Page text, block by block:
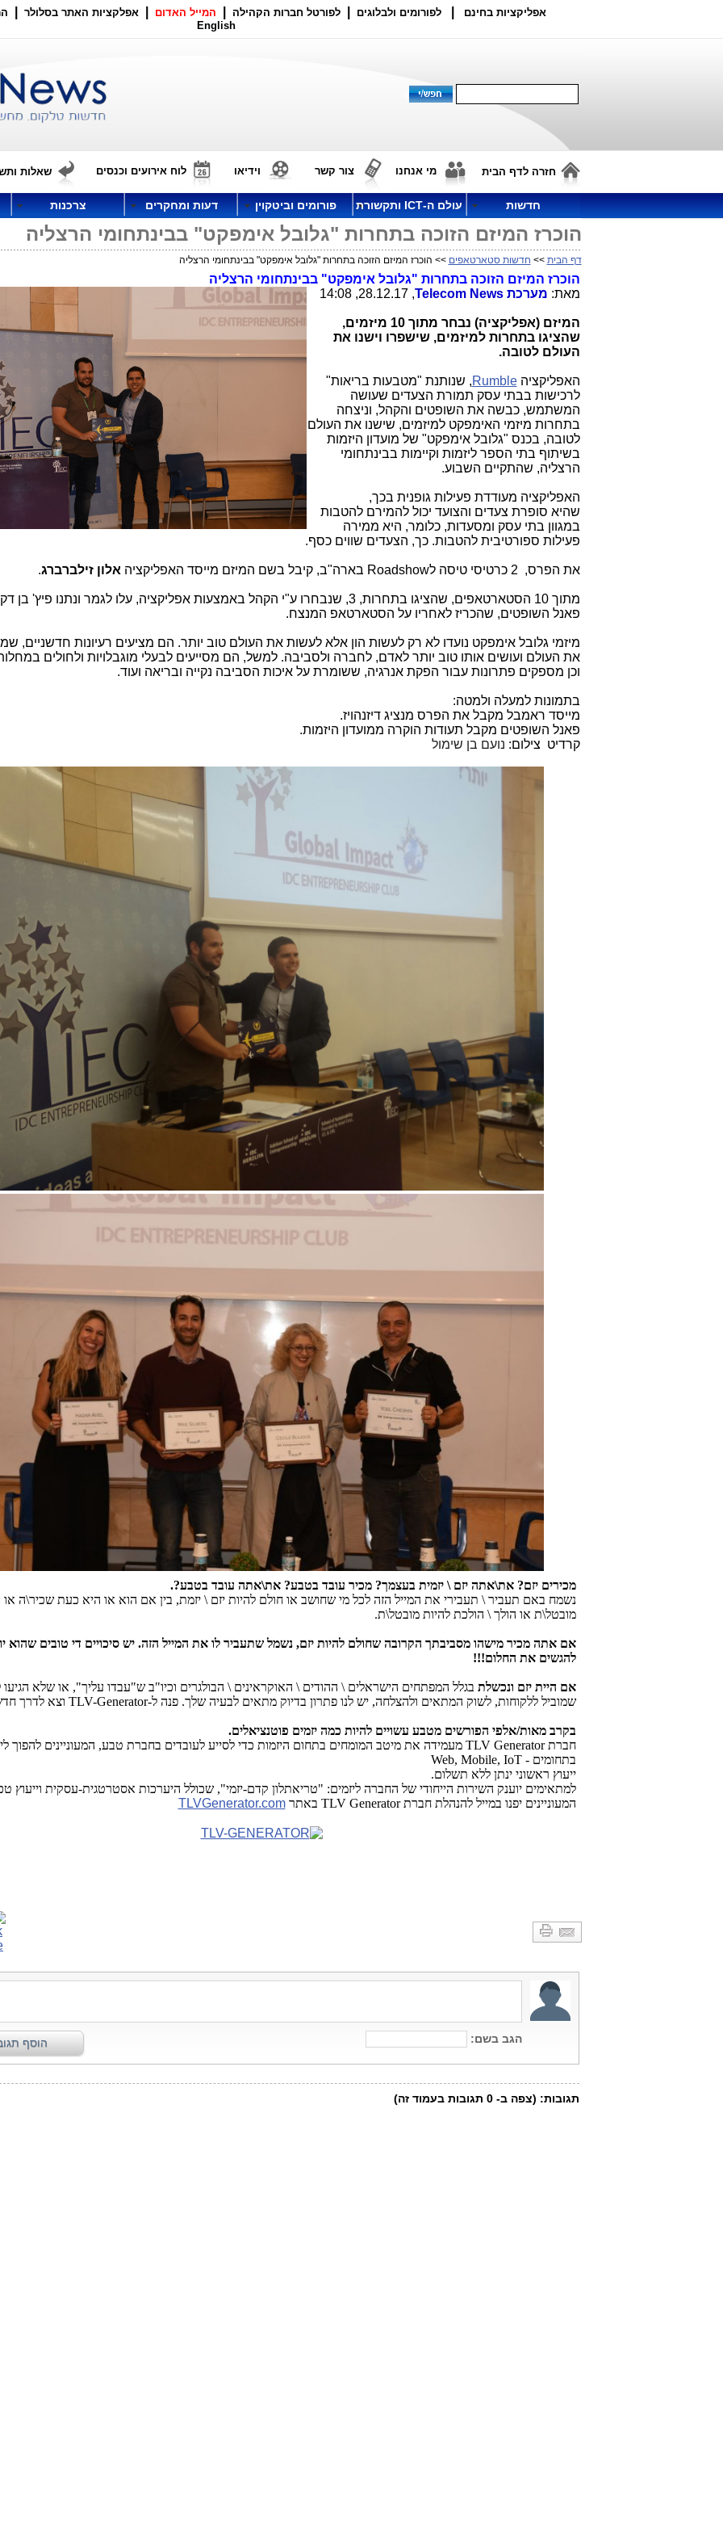
אפליקציות בחינם לפורומים ולבלוגים לפורטל חברות הקהילה המייל האדום אפלקציות האתר בסלולר
English
חזרה לדף הבית מי אנחנו צור קשר וידיאו לוח אירועים וכנסים שאלות
חדשות עולם ה-ICT ותקשורת פורומים וביטקוין דעות ומחקרים צרכנות
הוכרז המיזם הזוכה בתחרות "גלובל אימפקט" בבינתחומי הרצליה
דף הבית >> חדשות סטארטאפים >> הוכרז המיזם הזוכה בתחרות "גלובל אימפקט" בבינתחומי הרצליה
הוכרז המיזם הזוכה בתחרות "גלובל אימפקט" בבינתחומי הרצליה
מאת: מערכת Telecom News
, 28.12.17, 14:08
המיזם (אפליקציה) נבחר מתוך 10 מיזמים,
שהציגו בתחרות למיזמים, שישפרו וישנו את
העולם לטובה.
האפליקציהRumble, שנותנת "מטבעות בריאות"
לרכישות בבתי עסק תמורת הצעדים שעושה
המשתמש, כבשה את השופטים והקהל, וניצחה
בתחרות מיזמי האימפקט למיזמים, שישנו את העולם
לטובה, בכנס "גלובל אימפקט" של מועדון היזמות
בשיתוף בתי הספר ליזמות וקיימות בבינתחומי
הרצליה, שהתקיים השבוע.
האפליקציה מעודדת פעילות גופנית בכך,
שהיא סופרת צעדים והצועד יכול להמירם להטבות
במגוון בתי עסק ומסעדות, כלומר, היא ממירה
פעילות ספורטיבית להטבות. כך, הצעדים שווים כסף.
את הפרס, 2 כרטיסי טיסה ל Roadshow בארה"ב, קיבל בשם המיזם מייסד האפליקציה אלון זילברברג.
מתוך 10 הסטארטאפים, שהציגו בתחרות, 3, שנבחרו ע"י הקהל באמצעות אפליקציה, עלו לגמר ונתנו פיץ'
פאנל השופטים, שהכריז לאחריו על הסטארטאפ המנצח.
מיזמי גלובל אימפקט נועדו לא רק לעשות הון אלא לעשות את העולם טוב יותר. הם מציעים רעיונות חדשניים,
את העולם ועושים אותו טוב יותר לאדם, לחברה ולסביבה. למשל, הם מסייעים לבעלי מוגבלויות ולחולים במחלות
וכן מספקים פתרונות עבור הפקת אנרגיה, ששומרת על איכות הסביבה נקייה ובריאה ועוד.
בתמונות למעלה ולמטה:
מייסד ראמבל מקבל את הפרס מנציג דיזנהויז.
פאנל השופטים מקבל תעודות הוקרה ממועדון היזמות.
קרדיט צילום: נועם בן שימול
מכירים יזם? את\אתה יזם \ יזמית בעצמך? מכיר עובד בטבע? את\אתה עובד בטבע?.
נשמח באם תעביר \ תעבירי את המייל הזה לכל מי שחושב או חולם להיות יזם \ יזמת, בין אם הוא או היא כעת שכיר\ה
מובטל\ת או הולך \ הולכת להיות מובטל\ת.
אם אתה מכיר מישהו מסביבתך הקרובה שחולם להיות יזם, נשמל שתעביר לו את המייל הזה. יש סיכויים די טובים שהוא
להגשים את החלום!!!
אם היית יזם ונכשלת בגלל המפתחים הישראלים \ ההודים \ האוקראינים \ הבולגרים וכיו"ב ש"עבדו עליך", או שלא הגיעו
שמוביל ללקוחות, לשוק המתאים ולהצלחה, יש לנו פתרון בדיוק מתאים לבעיה שלך. פנה ל-TLV-Generator וצא לדרך חדשה
בקרב מאות/אלפי הפורשים מטבע עשויים להיות כמה יזמים פוטנציאלים.
חברתTLV Generator מעמידה את מיטב המומחים בתחום היזמות כדי לסייע לעובדים בחברת טבע, המעוניינים להפוך
בתחומים -Web, Mobile, IoT
ייעוץ ראשוני ינתן ללא תשלום.
למתאימים יוענק השירות הייחודי של החברה ליזמים: "טריאתלון קדם-יזמי", שכולל היערכות אסטרטגית-עסקית וייעוץ
המעוניינים יפנו במייל להנהלת חברתTLV Generator באתרTLVGenerator.com